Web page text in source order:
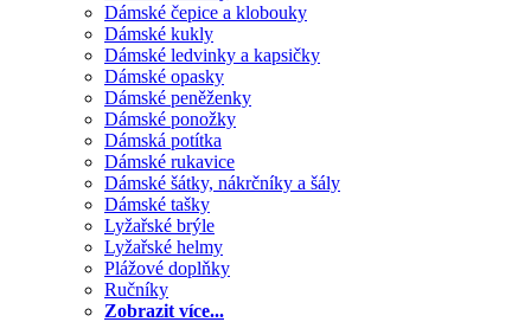
Dámské čepice a klobouky
Dámské kukly
Dámské ledvinky a kapsičky
Dámské opasky
Dámské peněženky
Dámské ponožky
Dámská potítka
Dámské rukavice
Dámské šátky, nákrčníky a šály
Dámské tašky
Lyžařské brýle
Lyžařské helmy
Plážové doplňky
Ručníky
Zobrazit více...